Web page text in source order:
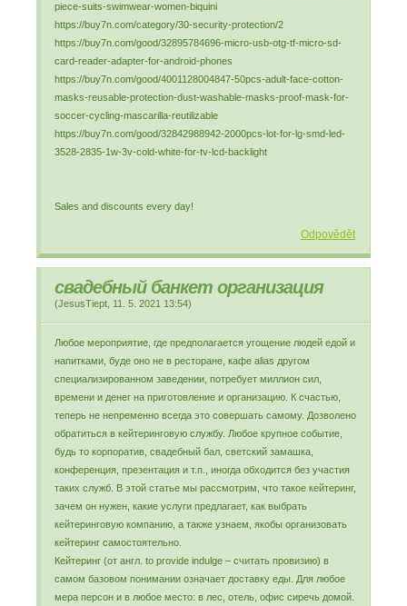
piece-suits-swimwear-women-biquini
https://buy7n.com/category/30-security-protection/2
https://buy7n.com/good/32895784696-micro-usb-otg-tf-micro-sd-
card-reader-adapter-for-android-phones
https://buy7n.com/good/4001128004847-50pcs-adult-face-cotton-
masks-reusable-protection-dust-washable-masks-proof-mask-for-
soccer-cycling-mascarilla-reutilizable
https://buy7n.com/good/32842988942-2000pcs-lot-for-lg-smd-led-
3528-2835-1w-3v-cold-white-for-tv-lcd-backlight
Sales and discounts every day!
Odpovědět
свадебный банкет организация
(JesusTiept 11. 5. 2021 13:54)
Любое мероприятие, где предполагается угощение людей едой и
напитками, буде оно не в ресторане, кафе alias другом
специализированном заведении, потребует миллион сил,
времени и денег на приготовление и организацию. К счастью,
теперь не непременно всегда это совершать самому. Дозволено
обратиться в кейтеринговую службу. Любое крупное событие,
будь то корпоратив, свадебный бал, светский замашка,
конференция, презентация и т.п., иногда обходится без участия
таких служб. В этой статье мы рассмотрим, что такое кейтеринг,
зачем он нужен, какие услуги предлагает, как выбрать
кейтеринговую компанию, а также узнаем, якобы организовать
кейтеринг самостоятельно.
Кейтеринг (от англ. to provide indulge – считать провизию) в
самом базовом понимании означает доставку еды. Для любое
мера персон и в любое место: в лес, отель, офис сиречь домой.